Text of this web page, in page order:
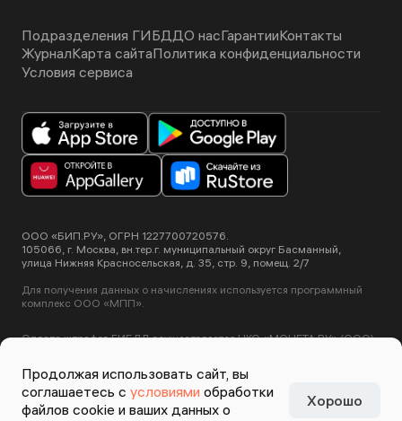
Продолжая использовать сайт, вы
соглашаетесь с условиями обработки
файлов cookie и ваших данных о
Хорошо
Подразделения ГИБДДО насГарантииКонтакты
ЖурналКарта сайтаПолитика конфиденциальности
Условия сервиса
ООО «БИП.РУ», ОГРН 1227700720576.
105066, г. Москва, вн.тер.г. муниципальный округ Басманный,
улица Нижняя Красносельская, д. 35, стр. 9, помещ. 2/7
Для получения данных о начислениях используется программный
комплекс ООО «МПП».
Оплата штрафов ГИБДД осуществляется НКО «МОНЕТА.РУ» (ООО).
Этот сайт использует сервис Yandex SmartCaptcha, пользуясь
нашими сервисами вы соглашаетесь с условиями обработки данных
Yandex SmartCaptcha.
Задизайнено вСтудии